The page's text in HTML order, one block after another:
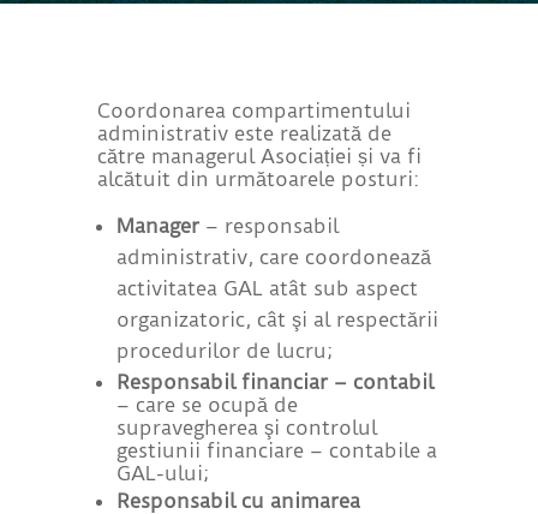
Coordonarea compartimentului
administrativ este realizată de
către managerul Asociației și va fi
alcătuit din următoarele posturi:
Manager– responsabil
administrativ, care coordonează
activitatea GAL atât sub aspect
organizatoric, cât şi al respectării
procedurilor de lucru;
Responsabil financiar – contabil
– care se ocupă de
supravegherea şi controlul
gestiunii financiare – contabile a
GAL-ului;
Responsabil cu animarea